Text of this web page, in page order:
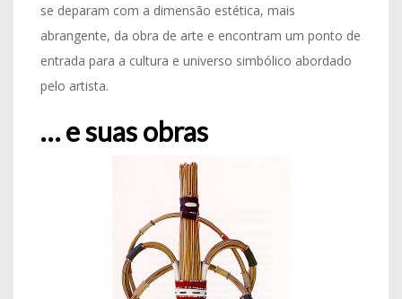
se deparam com a dimensão estética, mais
abrangente, da obra de arte e encontram um ponto de
entrada para a cultura e universo simbólico abordado
pelo artista.
… e suas obras